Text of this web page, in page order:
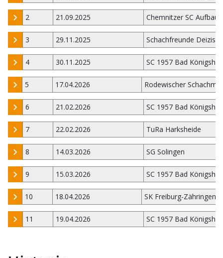
2 21.09.2025 Chemnitzer SC Aufbau
3 29.11.2025 Schachfreunde
4 30.11.2025 SC 1957 Bad
5 17.04.2026 Rodewischer
6 21.02.2026 SC 1957 Bad
7 22.02.2026 TuRa Harksheide
8 14.03.2026 SG Solingen
9 15.03.2026 SC 1957 Bad
10 18.04.2026 SK Freiburg-Zähringen
11 19.04.2026 SC 1957 Bad